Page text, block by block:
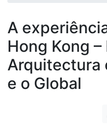
A
Hong Kong
Arquitectura
e o Global